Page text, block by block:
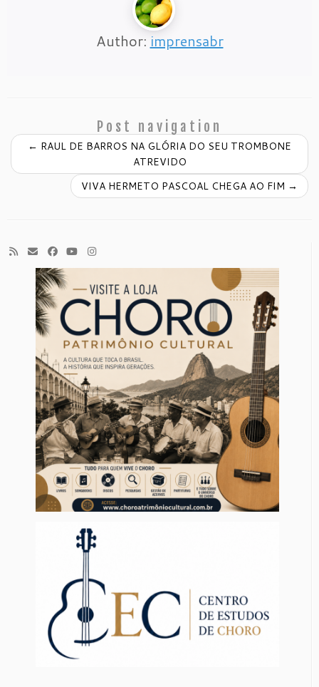
Author: imprensabr
Post navigation
← RAUL DE BARROS NA GLÓRIA DO SEU TROMBONE
ATREVIDO
VIVA HERMETO PASCOAL CHEGA AO FIM →